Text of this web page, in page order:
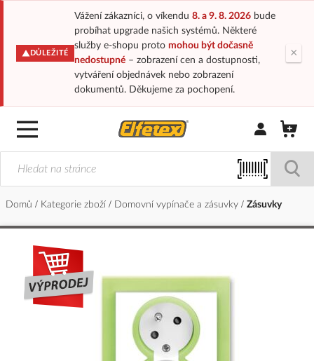
DŮLEŽITÉ
Vážení zákazníci, o víkendu 8. a 9. 8. 2026bude
probíhat upgrade našich systémů. Některé
služby e-shopu proto mohou být dočasně
nedostupné– zobrazení cen a dostupnosti,
vytváření objednávek nebo zobrazení
dokumentů. Děkujeme za pochopení.
×
Přihlásit/
Domů Kategorie zboží Domovní vypínače a zásuvky Zásuvky
Přeskočit
konec
galerie